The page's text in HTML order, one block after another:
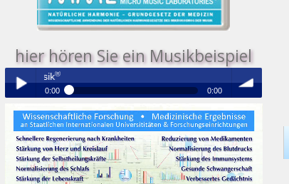
hier hören Sie ein Musikbeispiel
Play /
Medizinische
0:00 0:00
volume
Medizinische Resonanz Therapie Musik®